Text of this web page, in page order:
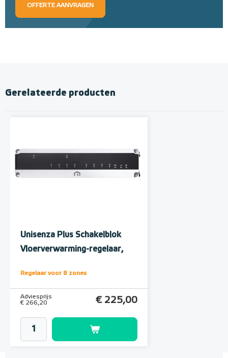
OFFERTE AANVRAGEN
Gerelateerde producten
Unisenza Plus Schakelblok
Vloerverwarming-regelaar,
Regelaar voor 8 zones
Adviesprijs
€ 266,20
€ 225,00